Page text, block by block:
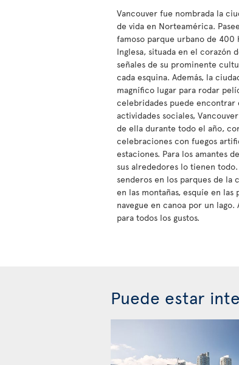
Vancouver fue nombrada la
de vida en Norteamérica.
famoso parque urbano de 400
Inglesa, situada en el corazón
señales de su prominente
cada esquina. Además, la
magnífico lugar para rodar
celebridades puede encontrar
actividades sociales,
de ella durante todo el año,
celebraciones con fuegos
estaciones. Para los amantes
sus alrededores lo tienen
senderos en los parques de la
en las montañas, esquíe en
navegue en canoa por un
para todos los gustos.
Puede estar